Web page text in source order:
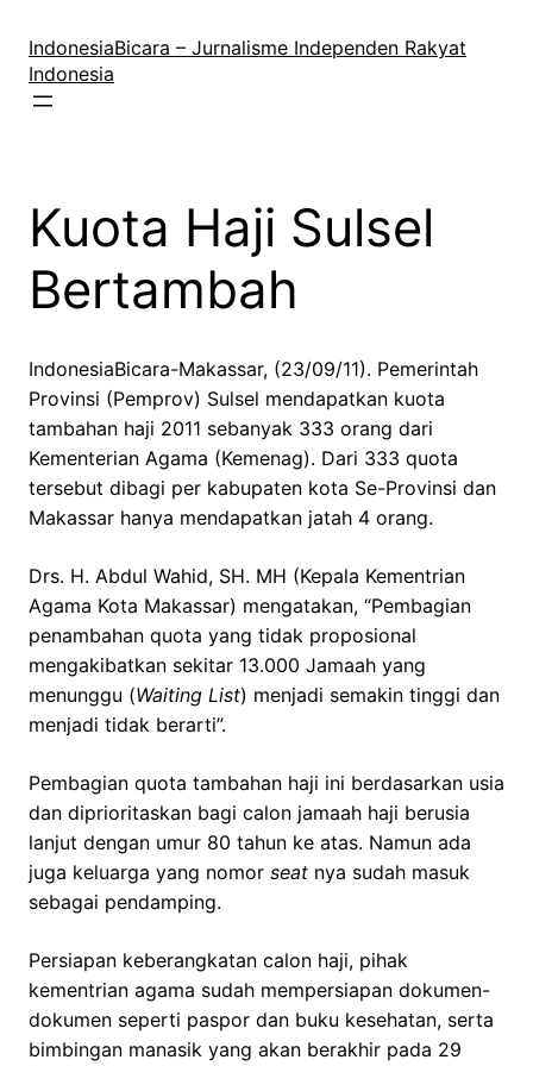
konten
IndonesiaBicara – Jurnalisme Independen Rakyat
Indonesia
Kuota Haji Sulsel
Bertambah
IndonesiaBicara-Makassar, (23/09/11). Pemerintah
Provinsi (Pemprov) Sulsel mendapatkan kuota
tambahan haji 2011 sebanyak 333 orang dari
Kementerian Agama (Kemenag). Dari 333 quota
tersebut dibagi per kabupaten kota Se-Provinsi dan
Makassar hanya mendapatkan jatah 4 orang.
Drs. H. Abdul Wahid, SH. MH (Kepala Kementrian
Agama Kota Makassar) mengatakan, “Pembagian
penambahan quota yang tidak proposional
mengakibatkan sekitar 13.000 Jamaah yang
menunggu (Waiting List) menjadi semakin tinggi dan
menjadi tidak berarti”.
Pembagian quota tambahan haji ini berdasarkan usia
dan diprioritaskan bagi calon jamaah haji berusia
lanjut dengan umur 80 tahun ke atas. Namun ada
juga keluarga yang nomor seat nya sudah masuk
sebagai pendamping.
Persiapan keberangkatan calon haji, pihak
kementrian agama sudah mempersiapan dokumen-
dokumen seperti paspor dan buku kesehatan, serta
bimbingan manasik yang akan berakhir pada 29